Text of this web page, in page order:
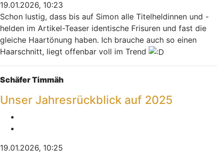
19.01.2026, 10:23
Schon lustig, dass bis auf Simon alle Titelheldinnen und -
helden im Artikel-Teaser identische Frisuren und fast die
gleiche Haartönung haben. Ich brauche auch so einen
Haarschnitt, liegt offenbar voll im Trend
Nach oben
Schäfer Timmäh
Unser Jahresrückblick auf 2025
19.01.2026, 10:25